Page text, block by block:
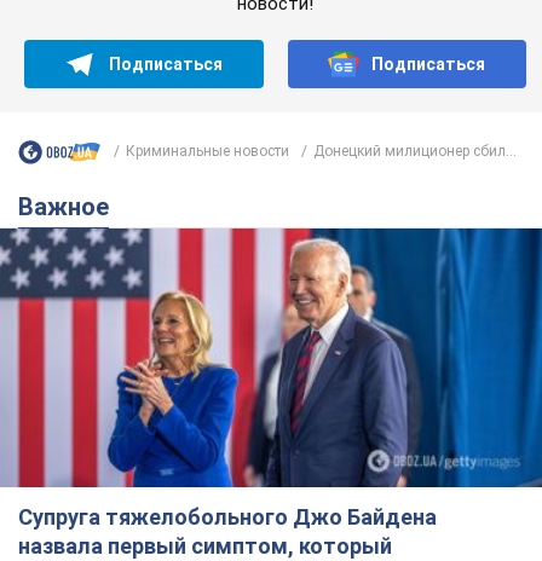
Подписаться Подписаться
Криминальные новости Донецкий милиционер сбил...
Важное
Супруга тяжелобольного Джо Байдена
назвала первый симптом, который